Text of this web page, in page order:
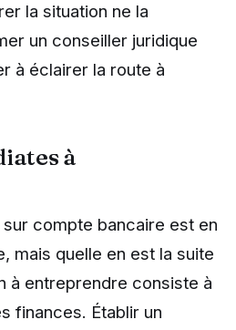
la situation ne la
un conseiller juridique
à éclairer la route à
à
sur compte bancaire est en
mais quelle en est la suite
à entreprendre consiste à
finances. Établir un